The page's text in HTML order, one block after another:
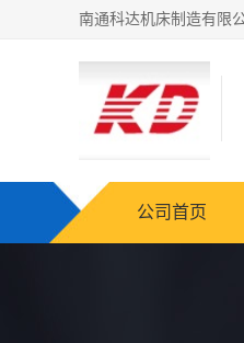
公司首页